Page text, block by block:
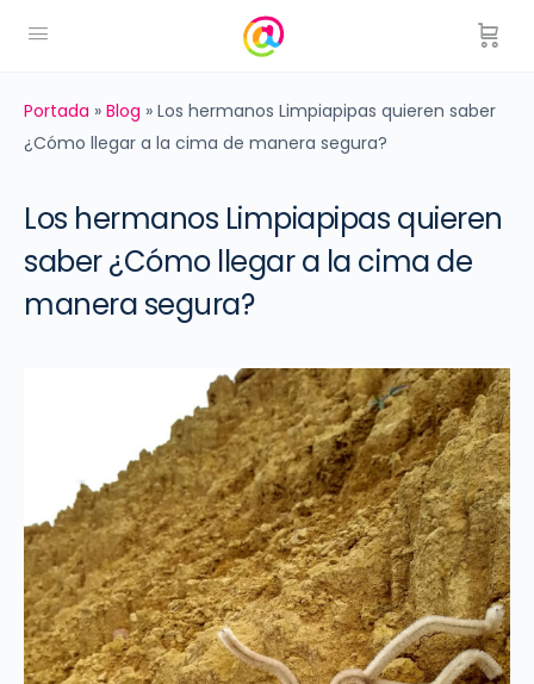
Portada » Blog » Los hermanos Limpiapipas quieren saber
¿Cómo llegar a la cima de manera segura?
Los hermanos Limpiapipas quieren
saber ¿Cómo llegar a la cima de
manera segura?